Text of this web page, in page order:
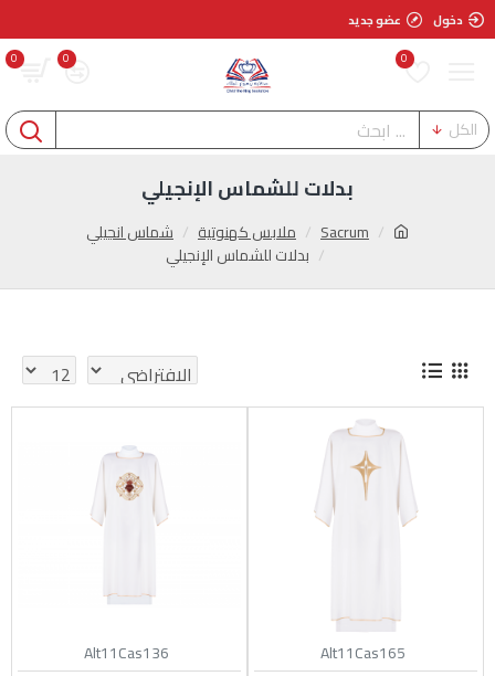
دخول عضو جديد
0
0
0
الكل
Sacrum ملابس كهنوتية
شماس انجيلي
بدلات للشماس الإنجيلي
بدلات للشماس الإنجيلي
Alt11Cas165
Alt11Cas136